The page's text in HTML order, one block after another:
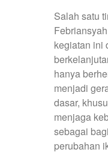
Salah satu
kegiatan ini
hanya
menjadi
dasar,
menjaga
sebagai
perubahan